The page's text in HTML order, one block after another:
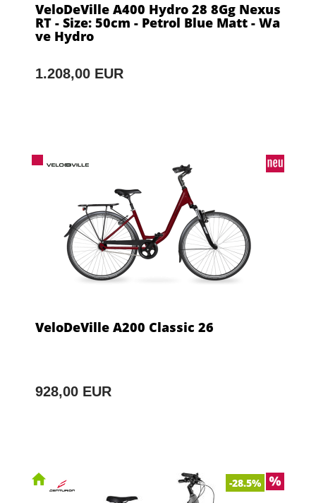
VeloDeVille A400 Hydro 28 8Gg Nexus
RT - Size: 50cm - Petrol Blue Matt - Wa
ve Hydro
1.208,00 EUR
VeloDeVille A200 Classic 26
928,00 EUR
-28.5%